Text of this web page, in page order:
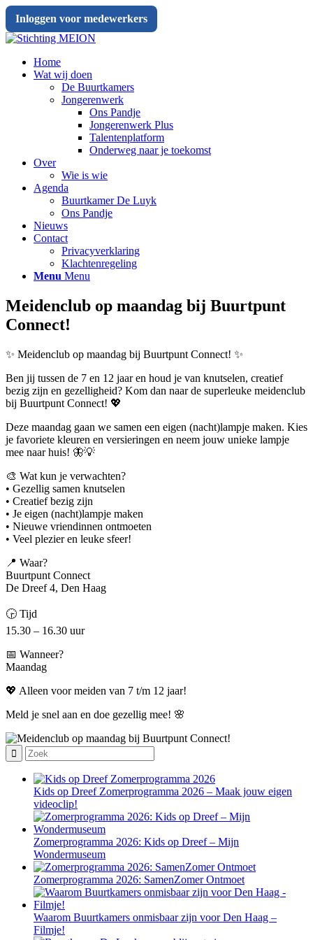
Inloggen voor medewerkers
Home
Wat wij doen
De Buurtkamers
Jongerenwerk
Ons Pandje
Jongerenwerk Plus
Talentenplatform
Onderweg naar je toekomst
Over
Wie is wie
Agenda
Buurtkamer De Luyk
Ons Pandje
Nieuws
Contact
Privacyverklaring
Klachtenregeling
Menu Menu
Meidenclub op maandag bij Buurtpunt
Connect!
✨ Meidenclub op maandag bij Buurtpunt Connect! ✨
Ben jij tussen de 7 en 12 jaar en houd je van knutselen, creatief
bezig zijn en gezelligheid? Kom dan naar de superleuke meidenclub
bij Buurtpunt Connect! 💖
Deze maandag gaan we samen een eigen (nacht)lampje maken. Kies
je favoriete kleuren en versieringen en neem jouw unieke lampje
mee naar huis! 🦋💡
🎨 Wat kun je verwachten?
• Gezellig samen knutselen
• Creatief bezig zijn
• Je eigen (nacht)lampje maken
• Nieuwe vriendinnen ontmoeten
• Veel plezier en leuke sfeer!
📍 Waar?
Buurtpunt Connect
De Dreef 4, Den Haag
🕞 Tijd
15.30 – 16.30 uur
📅 Wanneer?
Maandag
💖 Alleen voor meiden van 7 t/m 12 jaar!
Meld je snel aan en doe gezellig mee! 🌸
Kids op Dreef Zomerprogramma 2026 – Maak jouw eigen
videoclip!
Zomerprogramma 2026: Kids op Dreef – Mijn
Wondermuseum
Zomerprogramma 2026: SamenZomer Ontmoet
Waarom Buurtkamers onmisbaar zijn voor Den Haag –
Filmje!